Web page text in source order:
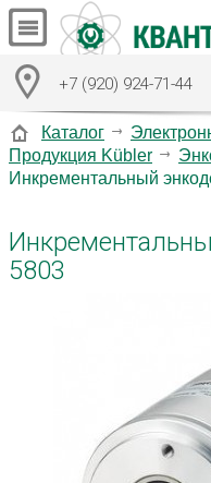
+7 (920) 924-71-44
Каталог
Продукция Kübler
Инкрементальный
5803